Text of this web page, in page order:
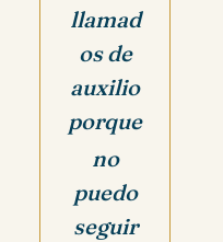
llamad
os de
auxilio
porque
no
puedo
seguir